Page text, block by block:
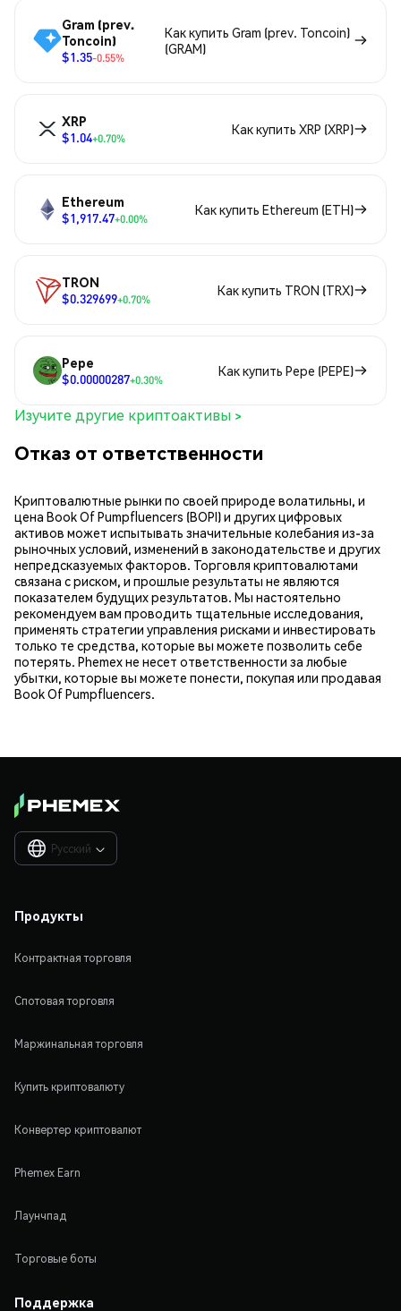
Gram (prev.
Toncoin)
$1.35-0.55%
Как купить Gram (prev. Toncoin)
(GRAM)
XRP
$1.04+0.70%
Как купить XRP (XRP)
Ethereum
$1,917.47+0.00%
Как купить Ethereum (ETH)
TRON
$0.329699+0.70%
Как купить TRON (TRX)
Pepe
$0.00000287+0.30%
Как купить Pepe (PEPE)
Изучите другие криптоактивы >
Отказ от ответственности
Криптовалютные рынки по своей природе волатильны, и
цена Book Of Pumpfluencers (BOPI) и других цифровых
активов может испытывать значительные колебания из-за
рыночных условий, изменений в законодательстве и других
непредсказуемых факторов. Торговля криптовалютами
связана с риском, и прошлые результаты не являются
показателем будущих результатов. Мы настоятельно
рекомендуем вам проводить тщательные исследования,
применять стратегии управления рисками и инвестировать
только те средства, которые вы можете позволить себе
потерять. Phemex не несет ответственности за любые
убытки, которые вы можете понести, покупая или продавая
Book Of Pumpfluencers.
Русский 
Продукты
Контрактная торговля
Спотовая торговля
Маржинальная торговля
Купить криптовалюту
Конвертер криптовалют
Phemex Earn
Лаунчпад
Торговые боты
Поддержка